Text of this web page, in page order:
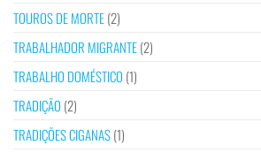
TOUROS DE MORTE(2)
TRABALHADOR MIGRANTE(2)
TRABALHO DOMÉSTICO (1)
TRADIÇÃO (2)
TRADIÇÕES CIGANAS(1)